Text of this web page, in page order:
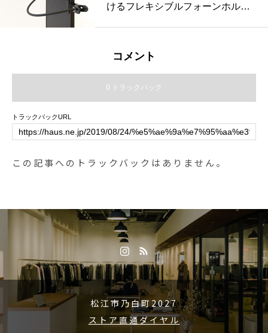
けるフレキシブルフォーンホルダ
な固定力をもつ重厚なクランプと
すぐられてしまいますね。デスク
の淵に固定しておくと日々のデス
#haus_matsue #hausmatsue #松
江カフェ #島根カフェ #松江旅行#
島根旅行#松江 #島根 #山陰
コメント
0 トラックバック
トラックバックURL
この記事へのトラックバックはありません。
松江市乃白町2027
ストア直通ダイヤル